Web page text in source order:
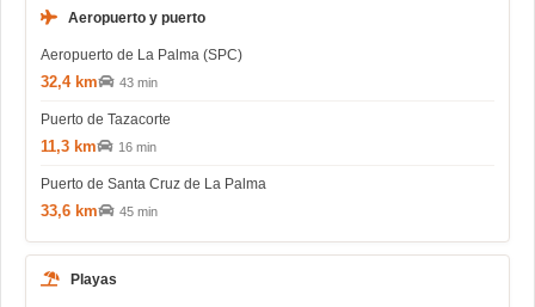
Aeropuerto y puerto
Aeropuerto de La Palma (SPC)
32,4 km 43 min
Puerto de Tazacorte
11,3 km 16 min
Puerto de Santa Cruz de La Palma
33,6 km 45 min
Playas